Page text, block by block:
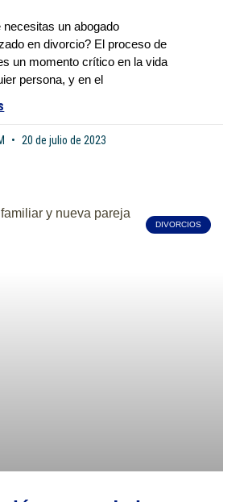
necesitas un abogado
en divorcio? El proceso de
un momento crítico en la vida
persona, y en el
20 de julio de 2023
DIVORCIOS